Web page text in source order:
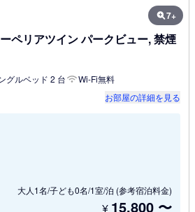
7+
ペリアツイン パークビュー, 禁煙
グルベッド 2 台
Wi-Fi無料
お部屋の詳細を見る
大人1名/子ども0名/1室/泊 (参考宿泊料金)
¥ 15,800 〜